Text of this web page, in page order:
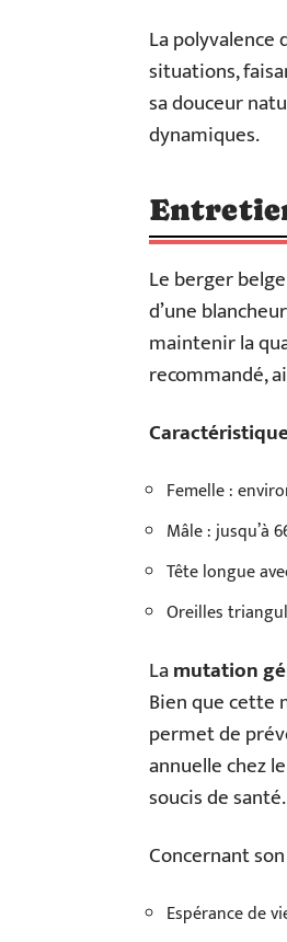
La
situations,
sa douceur
dynamiques.
Le berger
d’une
maintenir la
recommandé,
Femelle :
Mâle : jusqu’à
Tête longue
Oreilles
Lamutation
Bien que cette
permet de
annuelle chez
soucis de santé.
Concernant son
Espérance de